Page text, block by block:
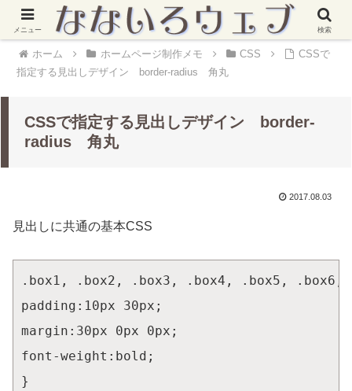
ホーム ホームページ制作メモ CSS
CSSで
指定する見出しデザイン border-radius 角丸
CSSで指定する見出しデザイン border-
radius 角丸
2017.08.03
見出しに共通の基本CSS
.box1, .box2, .box3, .box4, .box5, .box6,
padding:10px 30px;
margin:30px 0px 0px;
font-weight:bold;
}
メニュー 検索